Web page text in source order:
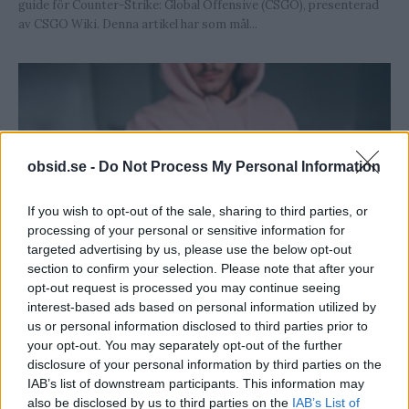
obsid.se - Do Not Process My Personal Information
If you wish to opt-out of the sale, sharing to third parties, or
processing of your personal or sensitive information for
targeted advertising by us, please use the below opt-out
section to confirm your selection. Please note that after your
opt-out request is processed you may continue seeing
interest-based ads based on personal information utilized by
us or personal information disclosed to third parties prior to
your opt-out. You may separately opt-out of the further
disclosure of your personal information by third parties on the
IAB’s list of downstream participants. This information may
also be disclosed by us to third parties on the IAB’s List of
guide för Counter-Strike: Global Offensive (CSGO), presenterad
av CSGO Wiki. Denna artikel har som mål...
Så Blir Du En Stilfull Gamer
Några enkla tips... Under 2000-talet har spelnörden blivit ett
naturligt inslag i vardagen. Bara några årtionden tillbaka var det
många som såg ner på alla...